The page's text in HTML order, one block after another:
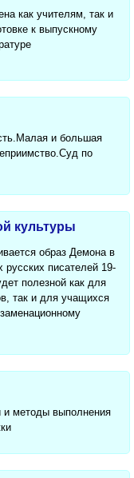
как учителям, так и
к выпускному
и большая
по
культуры
образ Демона в
русских писателей 19-
полезной как для
так и для учащихся
и методы выполнения